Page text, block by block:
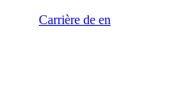
Carrière de en